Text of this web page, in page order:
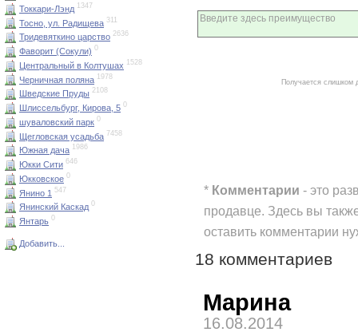
Токкари-Лэнд 1347
Тосно, ул. Радищева 311
Тридевяткино царство 2636
Фаворит (Сокули) 0
Центральный в Колтушах 1528
Черничная поляна 1978
Шведские Пруды 2108
Шлиссельбург, Кирова, 5 0
шуваловский парк 0
Щегловская усадьба 7458
Южная дача 1986
Юкки Сити 646
Юкковское 0
Янино 1 547
Янинский Каскад 0
Янтарь 0
Добавить...
Получается слишком
* Комментарии - это
продавце. Здесь вы
оставить комментарии
18 комментариев
Марина
16.08.2014